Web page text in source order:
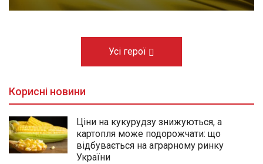
Усі герої
Корисні новини
Ціни на кукурудзу знижуються, а
картопля може подорожчати: що
відбувається на аграрному ринку
України